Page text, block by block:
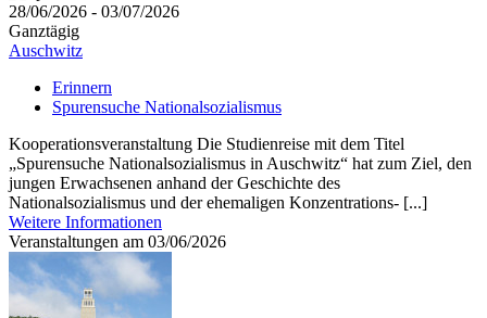
28/06/2026 - 03/07/2026
Ganztägig
Auschwitz
Erinnern
Spurensuche Nationalsozialismus
Kooperationsveranstaltung Die Studienreise mit dem Titel
„Spurensuche Nationalsozialismus in Auschwitz“ hat zum Ziel, den
jungen Erwachsenen anhand der Geschichte des
Nationalsozialismus und der ehemaligen Konzentrations- [...]
Weitere Informationen
Veranstaltungen am 03/06/2026